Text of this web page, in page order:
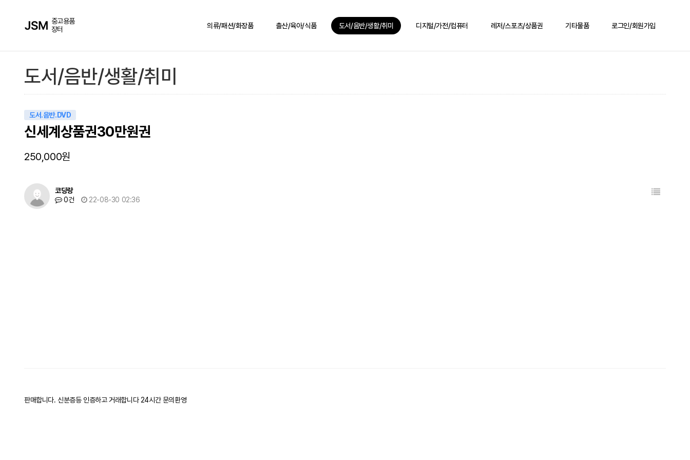
중고용품
장터
의류/패션/화장품 출산/육아/식품 도서/음반/생활/취미 디지털/가전/컴퓨터 레저/스포츠/상품권 기타물품 로그인/회원가입
도서/음반/생활/취미
도서.음반.DVD
신세계상품권30만원권
250,000원
코딩랑
0건
22-08-30 02:36
판매합니다. 신분증등 인증하고 거래합니다 24시간 문의환영